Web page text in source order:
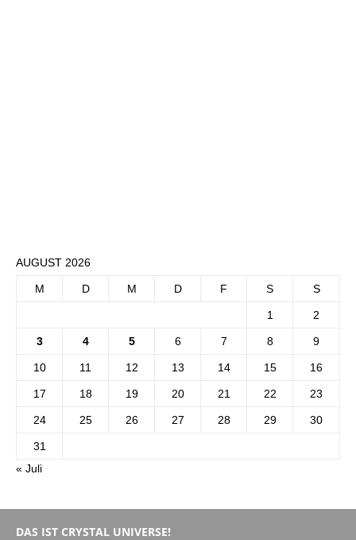
AUGUST 2026
M D M D F S S
1 2
3 4 5 6 7 8 9
10 11 12 13 14 15 16
17 18 19 20 21 22 23
24 25 26 27 28 29 30
31
« Juli
DAS IST CRYSTAL UNIVERSE!